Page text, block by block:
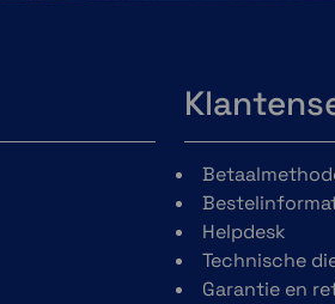
Helpdesk
Technische
Garantie en